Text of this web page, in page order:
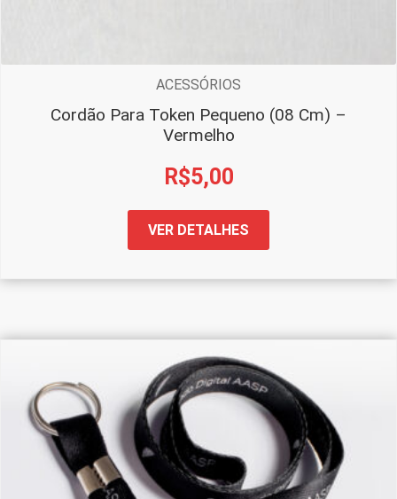
ACESSÓRIOS
Cordão Para Token Pequeno (08 Cm) –
Vermelho
R$5,00
VER DETALHES